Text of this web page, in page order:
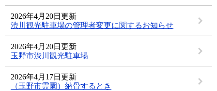
2026年4月20日更新
渋川観光駐車場の管理者変更に関するお知らせ
2026年4月20日更新
玉野市渋川観光駐車場
2026年4月17日更新
（玉野市霊園）納骨するとき